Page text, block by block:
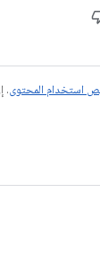
استخدام المحتوى